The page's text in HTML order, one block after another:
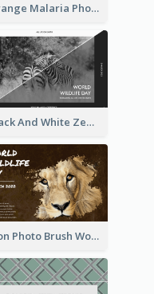
Orange Malaria Photo World Malaria Day Greeting Card
Black And White Zebra World Wildlife Day Greeting Card
Lion Photo Brush World Wildlife Day Greeting Card